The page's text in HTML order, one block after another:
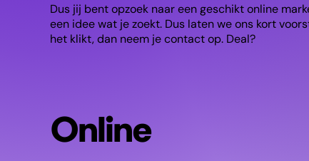
Online
Dus jij bent opzoek naar een geschikt online
een idee wat je zoekt. Dus laten we ons kort
het klikt, dan neem je contact op. Deal?